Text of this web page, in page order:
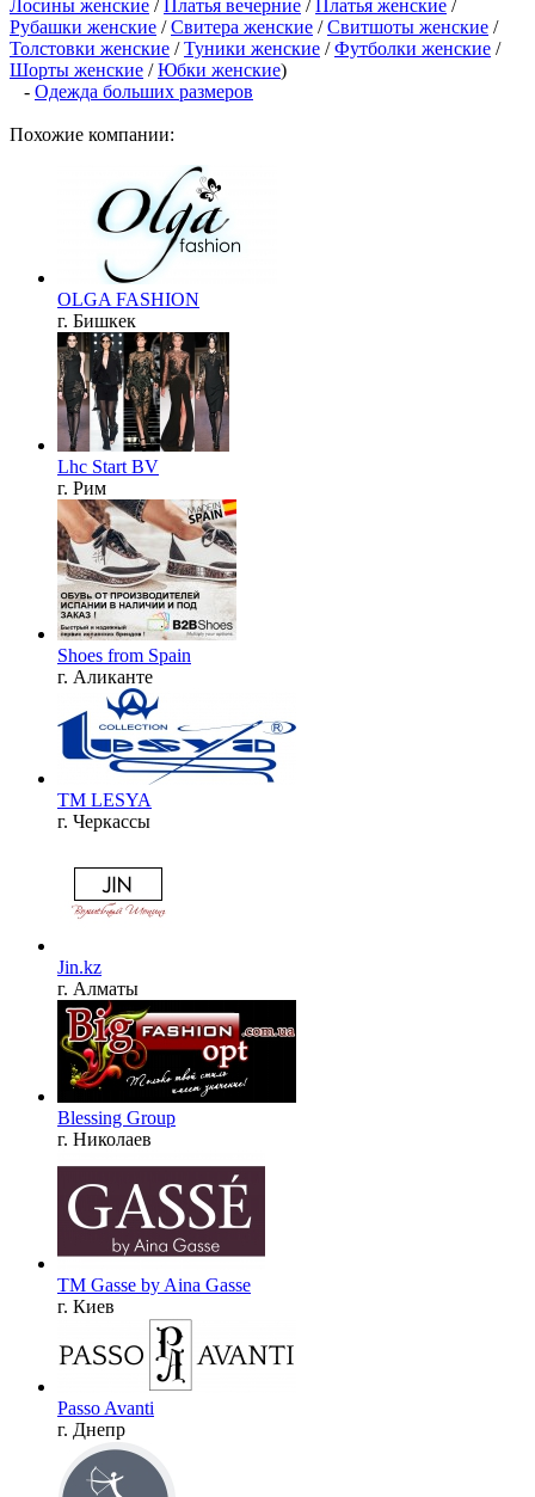
Лосины женские / Платья вечерние / Платья женские /
Рубашки женские /Свитера женские /Свитшоты женские /
Толстовки женские /Туники женские /Футболки женские /
Шорты женские /Юбки женские)
- Одежда больших размеров
Похожие компании:
OLGA FASHION
г. Бишкек
Lhc Start BV
г. Рим
Shoes from Spain
г. Аликанте
ТМ LESYA
г. Черкассы
Jin.kz
г. Алматы
Blessing Group
г. Николаев
TM Gasse by Aina Gasse
г. Киев
Passo Avanti
г. Днепр